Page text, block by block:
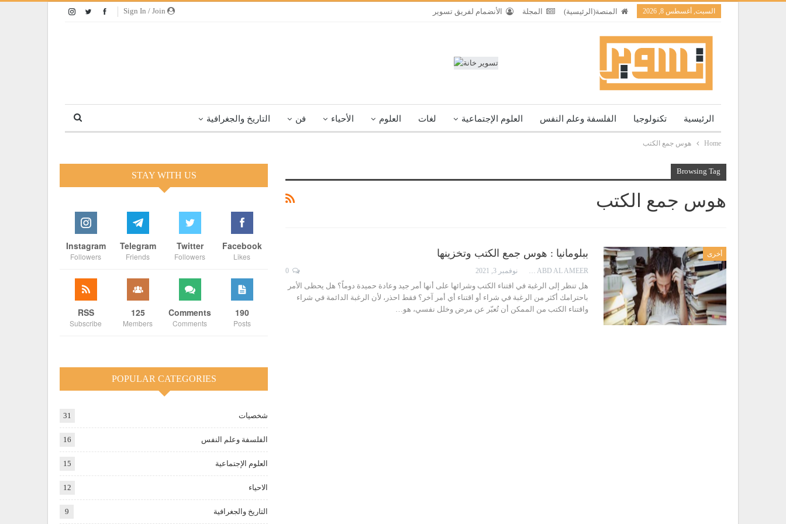
السبت, أغسطس 8, 2026 المنصة(الرئيسية) المجلة الأنضمام لفريق تسوير
الرئيسية تكنولوجيا الفلسفة وعلم النفس العلوم الإجتماعية لغات العلوم الأحياء فن التاريخ والجغرافية
Home هوس جمع الكتب
Browsing Tag
هوس جمع الكتب
أخرى ببلومانيا : هوس جمع الكتب وتخزينها
نوفمبر 3, 2021
هل تنظر إلى الرغبة في اقتناء الكتب وشرائها على أنها أمر جيد وعادة حميدة دوماً؟ هل يحظى الأمر
باحترامك أكثر من الرغبة في شراء أو اقتناء أي أمر آخر؟ فقط احذر، لأن الرغبة الدائمة في شراء
واقتناء الكتب من الممكن أن تُعبّر عن مرض وخلل نفسي، هو…
STAY WITH US
Facebook
Likes
Twitter
Followers
Telegram
Friends
Instagram
Followers
190
Posts
Comments
Comments
125
Members
RSS
Subscribe
POPULAR CATEGORIES
شخصيات 31
الفلسفة وعلم النفس 16
العلوم الإجتماعية 15
الاحياء 12
التاريخ والجغرافية 9